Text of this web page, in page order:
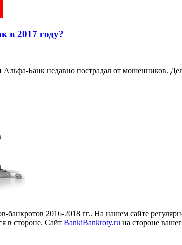
в 2017 году?
Банк недавно пострадал от мошенников.
2016-2018 гг.. На нашем сайте
в стороне. Сайт BankiBankroty.ru на стороне